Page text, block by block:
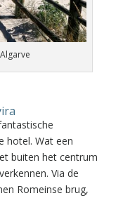
hotel. Wat een
buiten het centrum
Via de
Romeinse brug,